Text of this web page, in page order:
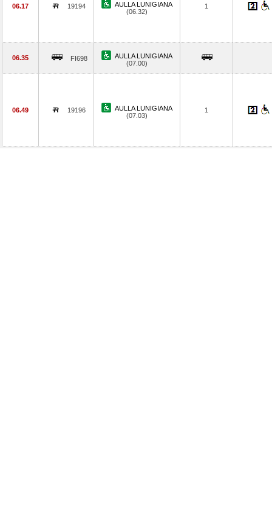
06.17 19194
AULLA LUNIGIANA
(06.32)
1
06.35 FI698
AULLA LUNIGIANA
(07.00)
06.49 19196
AULLA LUNIGIANA
(07.03)
1